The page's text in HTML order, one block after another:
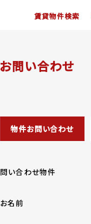
賃貸物件検索
お問い合わせ
物件お問い合わせ
問い合わせ物件
お名前